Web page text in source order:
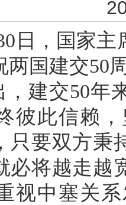
日，国家
两国建交50
，建交50年
彼此信赖
只要双方秉
必将越走越
视中塞关